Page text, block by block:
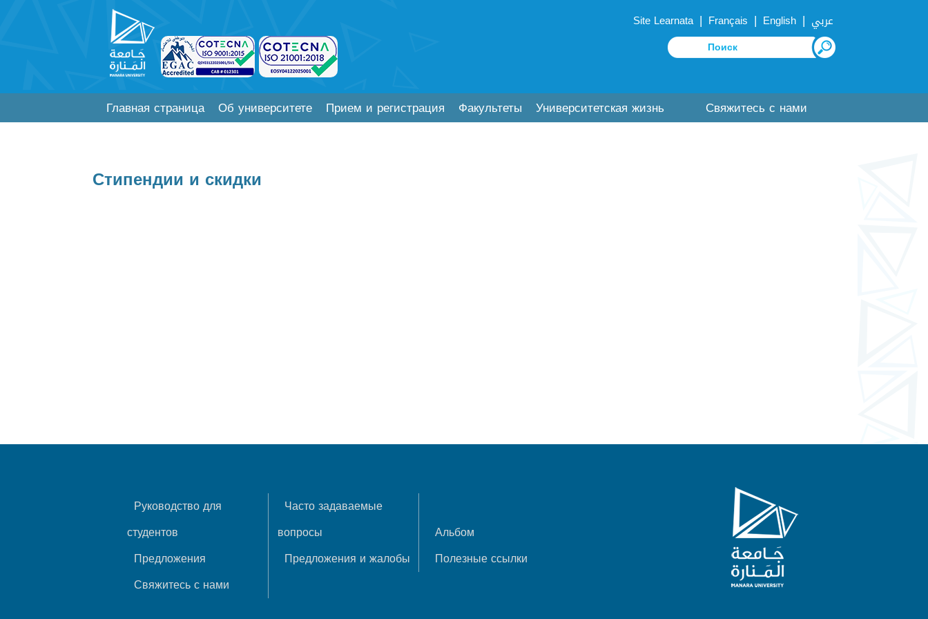
Site Learnata | Français | English | عربي
Главная страница Об университете Прием и регистрация Факультеты Университетская жизнь Свяжитесь с нами
Стипендии и скидки
Руководство для
студентов
Часто задаваемые
вопросы
Альбом
Предложения
Предложения и жалобы
Полезные ссылки
Свяжитесь с нами